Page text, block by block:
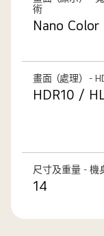
術
Nano Color
畫面（處理） -
HDR10 /
尺寸及重量 - 機
14